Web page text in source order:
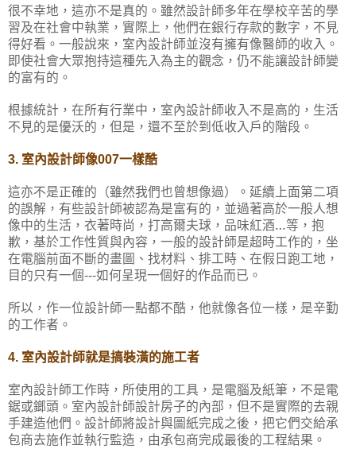
很不幸地，這亦不是真的。雖然設計師多年在學校辛苦的學
習及在社會中執業，實際上，他們在銀行存款的數字，不見
得好看。一般說來，室內設計師並沒有擁有像醫師的收入。
即使社會大眾抱持這種先入為主的觀念，仍不能讓設計師變
的富有的。
根據統計，在所有行業中，室內設計師收入不是高的，生活
不見的是優沃的，但是，還不至於到低收入戶的階段。
3. 室內設計師像007一樣酷
這亦不是正確的（雖然我們也曾想像過）。延續上面第二項
的誤解，有些設計師被認為是富有的，並過著高於一般人想
像中的生活，衣著時尚，打高爾夫球，品味紅酒…等，抱
歉，基於工作性質與內容，一般的設計師是超時工作的，坐
在電腦前面不斷的畫圖、找材料、排工時、在假日跑工地，
目的只有一個---如何呈現一個好的作品而已。
所以，作一位設計師一點都不酷，他就像各位一樣，是辛勤
的工作者。
4. 室內設計師就是搞裝潢的施工者
室內設計師工作時，所使用的工具，是電腦及紙筆，不是電
鋸或鎯頭。室內設計師設計房子的內部，但不是實際的去親
手建造他們。設計師將設計與圖紙完成之後，把它們交給承
包商去施作並執行監造，由承包商完成最後的工程結果。